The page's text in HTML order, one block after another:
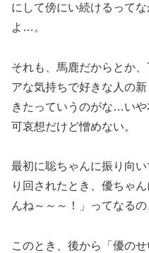
にして傍にい続けるって
よ…。
それも、馬鹿だからとか
アな気持ちで好きな人の
きたっていうのがな…いや
可哀想だけど憎めない。
最初に聡ちゃんに振り向
り回されたとき、優ちゃ
んね～～～！」ってなる
このとき、後から「優の